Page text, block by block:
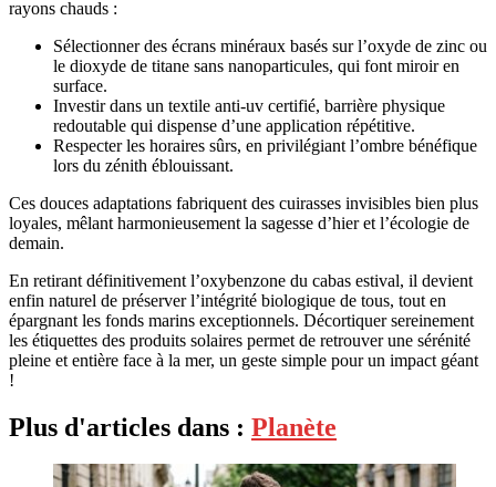
rayons chauds :
Sélectionner des écrans minéraux basés sur l’oxyde de zinc ou
le dioxyde de titane sans nanoparticules, qui font miroir en
surface.
Investir dans un textile anti-uv certifié, barrière physique
redoutable qui dispense d’une application répétitive.
Respecter les horaires sûrs, en privilégiant l’ombre bénéfique
lors du zénith éblouissant.
Ces douces adaptations fabriquent des cuirasses invisibles bien plus
loyales, mêlant harmonieusement la sagesse d’hier et l’écologie de
demain.
En retirant définitivement l’oxybenzone du cabas estival, il devient
enfin naturel de préserver l’intégrité biologique de tous, tout en
épargnant les fonds marins exceptionnels. Décortiquer sereinement
les étiquettes des produits solaires permet de retrouver une sérénité
pleine et entière face à la mer, un geste simple pour un impact géant
!
Plus d'articles dans : Planète